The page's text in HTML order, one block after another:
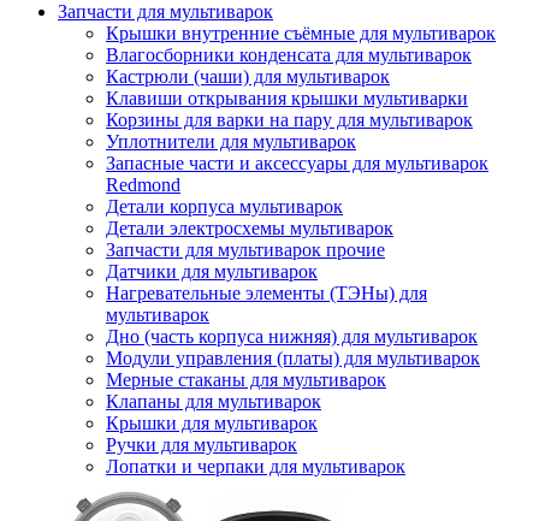
Запчасти для мультиварок
Крышки внутренние съёмные для мультиварок
Влагосборники конденсата для мультиварок
Кастрюли (чаши) для мультиварок
Клавиши открывания крышки мультиварки
Корзины для варки на пару для мультиварок
Уплотнители для мультиварок
Запасные части и аксессуары для мультиварок
Redmond
Детали корпуса мультиварок
Детали электросхемы мультиварок
Запчасти для мультиварок прочие
Датчики для мультиварок
Нагревательные элементы (ТЭНы) для
мультиварок
Дно (часть корпуса нижняя) для мультиварок
Модули управления (платы) для мультиварок
Мерные стаканы для мультиварок
Клапаны для мультиварок
Крышки для мультиварок
Ручки для мультиварок
Лопатки и черпаки для мультиварок